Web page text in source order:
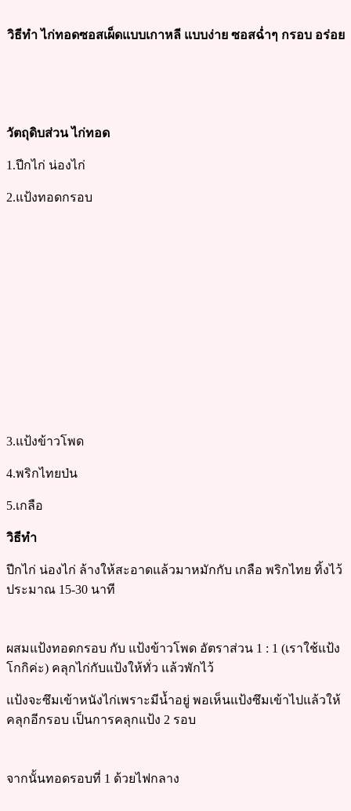
วิธีทำ ไก่ทอดซอสเผ็ดแบบเกาหลี แบบง่าย ซอสฉ่ำๆ กรอบ อร่อย
วัตถุดิบส่วน ไก่ทอด
1.ปีกไก่ น่องไก่
2.แป้งทอดกรอบ
3.แป้งข้าวโพด
4.พริกไทยป่น
5.เกลือ
วิธีทำ
ปีกไก่ น่องไก่ ล้างให้สะอาดแล้วมาหมักกับ เกลือ พริกไทย ทิ้งไว้
ประมาณ 15-30 นาที
ผสมแป้งทอดกรอบ กับ แป้งข้าวโพด อัตราส่วน 1 : 1 (เราใช้แป้ง
โกกิค่ะ) คลุกไก่กับแป้งให้ทั่ว แล้วพักไว้
แป้งจะซึมเข้าหนังไก่เพราะมีน้ำอยู่ พอเห็นแป้งซึมเข้าไปแล้วให้
คลุกอีกรอบ เป็นการคลุกแป้ง 2 รอบ
จากนั้นทอดรอบที่ 1 ด้วยไฟกลาง